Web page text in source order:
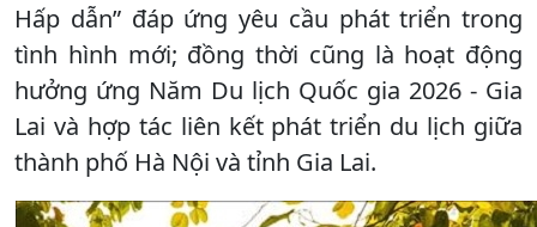
Hấp dẫn” đáp ứng yêu cầu phát triển trong
tình hình mới; đồng thời cũng là hoạt động
hưởng ứng Năm Du lịch Quốc gia 2026 - Gia
Lai và hợp tác liên kết phát triển du lịch giữa
thành phố Hà Nội và tỉnh Gia Lai.